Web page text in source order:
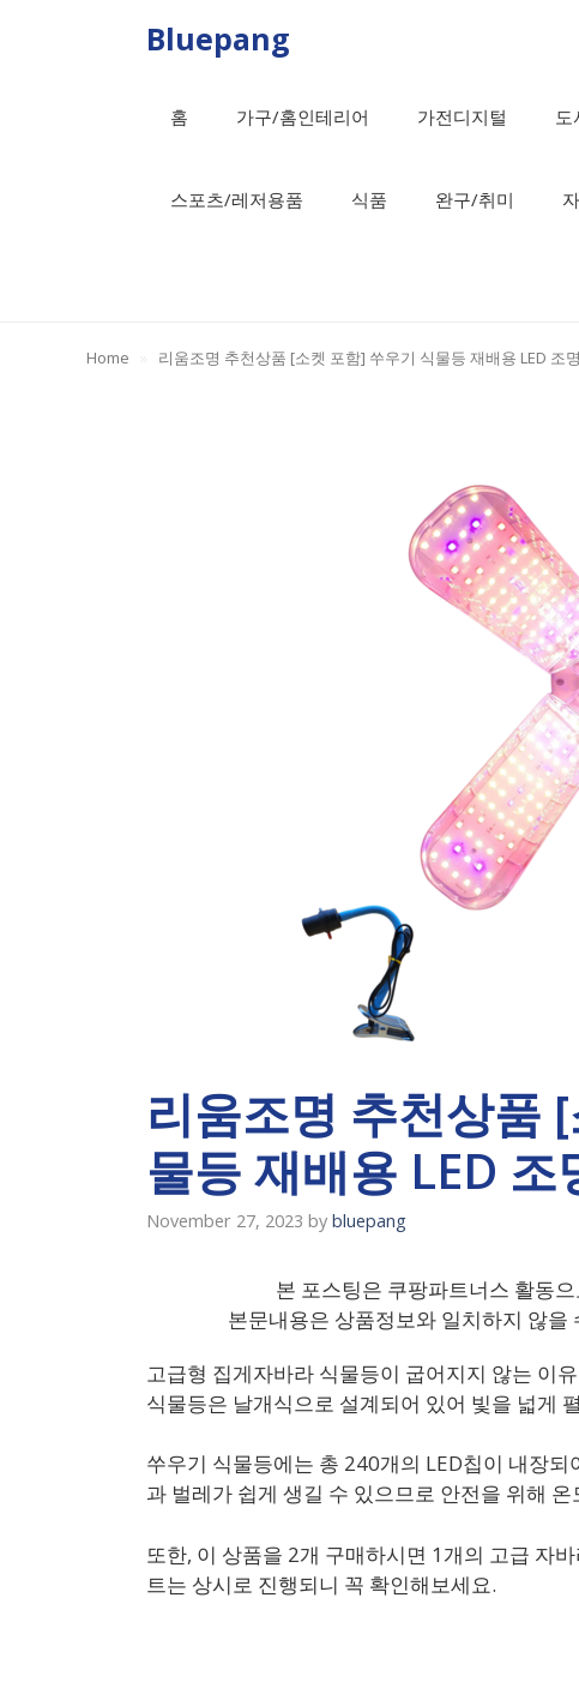
Bluepang
홈 가구/홈인테리어 가전디지털 도
스포츠/레저용품 식품 완구/취미
Home 리움조명 추천상품 [소켓 포함] 쑤우기 식물등 재배용 LED 조
리움조명 추천상품
물등 재배용 LED
November 27, 2023 by bluepang
본 포스팅은 쿠팡파트너스 활동
본문내용은 상품정보와 일치하지 않
고급형 집게자바라 식물등이 굽어지지 않는 이
식물등은 날개식으로 설계되어 있어 빛을 넓게
쑤우기 식물등에는 총 240개의 LED칩이 내장
과 벌레가 쉽게 생길 수 있으므로 안전을 위해
또한, 이 상품을 2개 구매하시면 1개의 고급 자
트는 상시로 진행되니 꼭 확인해보세요.